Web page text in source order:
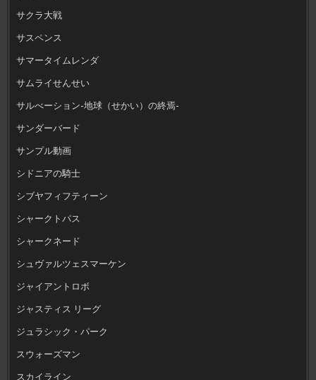
サクラ大戦
サスペンス
サマータイムレンダ
サムライせんせい
サルべーション-地球（せかい）の終焉-
サンダーバード
サンプル動画
シドニアの騎士
シブヤフィフティーン
シャークトパス
シャークネード
シュヴァルツェスマーケン
ジャイアントロボ
ジャスティス リーグ
ジュラシック・パーク
スウォーズマン
スカイライン